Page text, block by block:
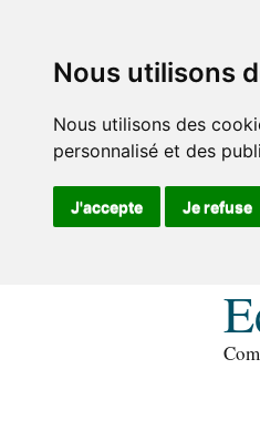
Nous utilisons
Nous utilisons des
personnalisé et des
J'accepte Je refuse